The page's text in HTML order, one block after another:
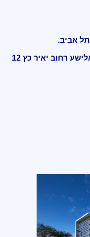
מרפאות מומחים בית חולים אלישע רחוב יאיר כץ 12